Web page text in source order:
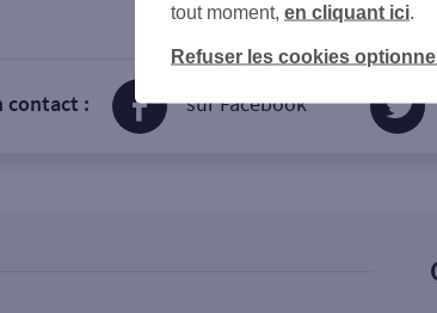
contact : sur Facebook
tout moment, en cliquant ici
Refuser les cookies